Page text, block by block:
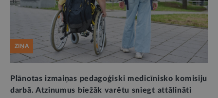
ZIŅA
Plānotas izmaiņas pedagoģiski medicīnisko komisiju
darbā. Atzinumus biežāk varētu sniegt attālināti